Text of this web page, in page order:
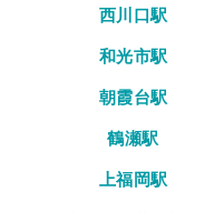
西川口駅
和光市駅
朝霞台駅
鶴瀬駅
上福岡駅